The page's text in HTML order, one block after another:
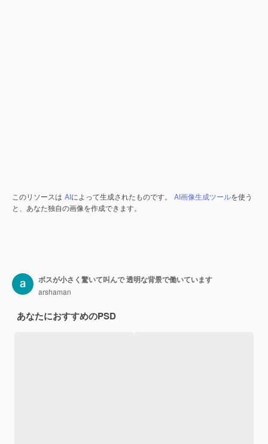
このリソースは AIによって生成されたものです。 AI画像生成ツールを使う
と、あなた独自の画像を作成できます。
ボスが小さく驚いて叫んで 透明な背景で働いています
arshaman
あなたにおすすめのPSD